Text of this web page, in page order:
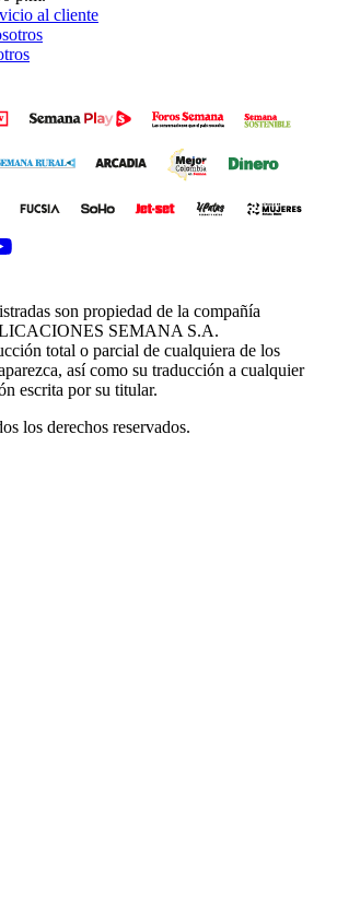
al cliente
window
son propiedad de la compañía
SEMANA S.A.
total o parcial de cualquiera de los
así como su traducción a cualquier
escrita por su titular.
los derechos reservados.